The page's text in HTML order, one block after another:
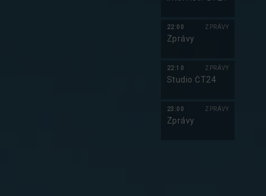
22:00 ZPRÁVY
Zprávy
22:10 ZPRÁVY
Studio ČT24
23:00 ZPRÁVY
Zprávy